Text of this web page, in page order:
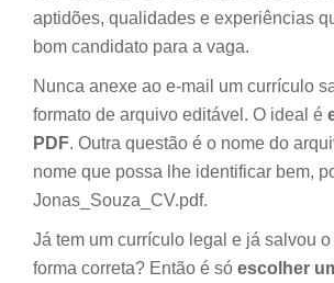
aptidões, qualidades e experiências
bom candidato para a vaga.
Nunca anexe ao e-mail um currículo
formato de arquivo editável. O ideal é
PDF. Outra questão é o nome do
nome que possa lhe identificar bem,
Jonas_Souza_CV.pdf.
Já tem um currículo legal e já salvou
forma correta? Então é só escolher